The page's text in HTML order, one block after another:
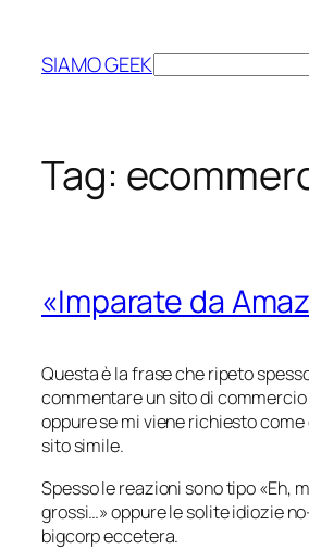
contenuto
SIAMO GEEKCerca
Tag:
«Imparate da
Questa è la frase che ripeto
commentare un sito di
oppure se mi viene richiesto
sito simile.
Spesso le reazioni sono tipo «Eh,
grossi…» oppure le solite idiozie
bigcorp eccetera.